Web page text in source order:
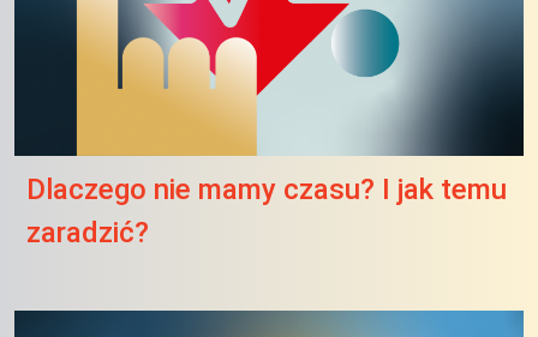
Dlaczego nie mamy czasu? I jak temu
zaradzić?